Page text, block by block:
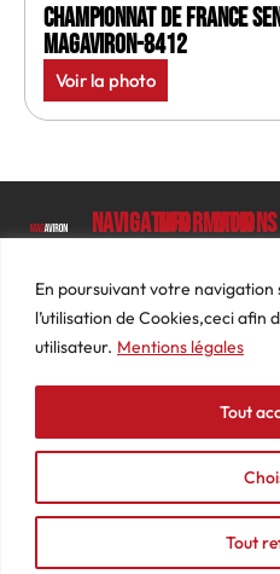
En poursuivant votre navigation
l’utilisation de Cookies,ceci
utilisateur. Mentions légales
Tout
Tout
Championnat de France
MagAviron-8412
Voir la photo
Luc
Barbier
69640
74
87
contact@mediasaviron.fr
Navigation
Le
Magazine
Photos
Actualités
Podcasts
Informations
Conditions
générales
de ventes
Mentions
légales
Mon
de
du